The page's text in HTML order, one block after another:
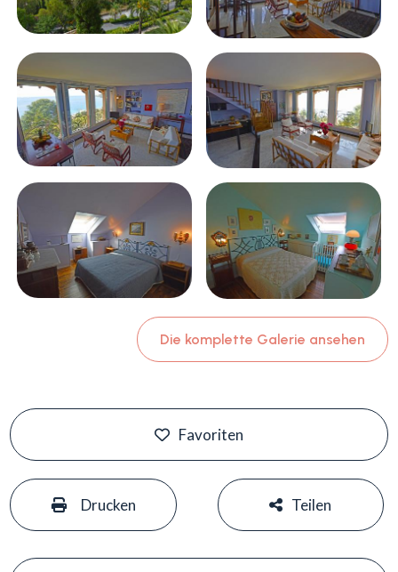
Die komplette Galerie ansehen
Favoriten
Drucken Teilen